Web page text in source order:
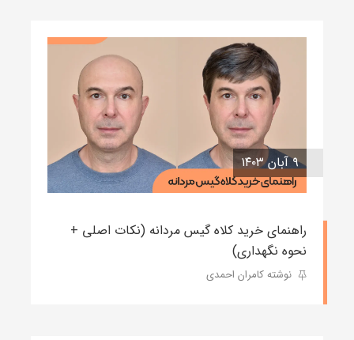
۹ آبان ۱۴۰۳
راهنمای خرید کلاه گیس مردانه (نکات اصلی +
نحوه نگهداری)
نوشته کامران احمدی